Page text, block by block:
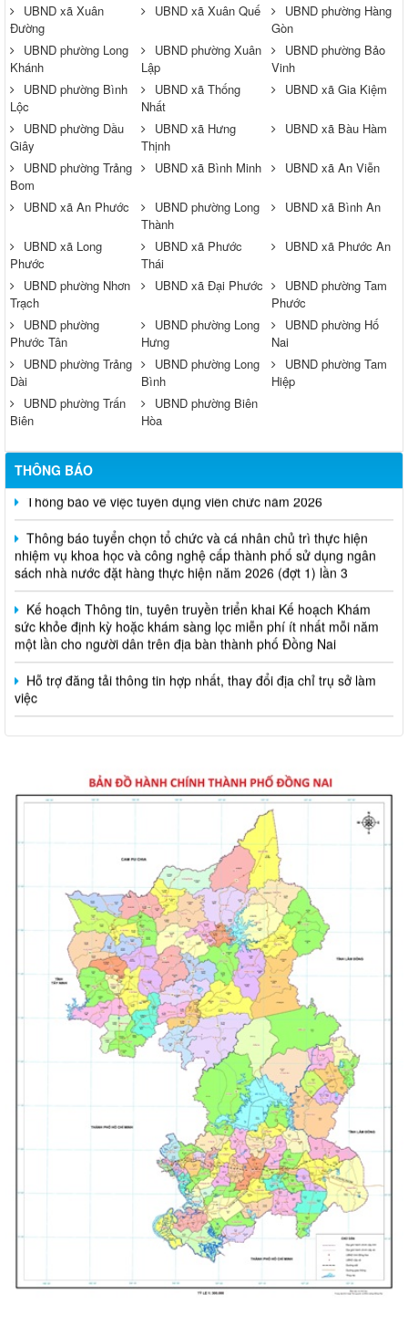
UBND xã Xuân
Đường
UBND xã Xuân Quế
UBND phường Hàng
Gòn
UBND phường Long
Khánh
UBND phường Xuân
Lập
UBND phường Bảo
Vinh
UBND phường Bình
Lộc
UBND xã Thống
Nhất
UBND xã Gia Kiệm
UBND phường Dầu
Giây
UBND xã Hưng
Thịnh
UBND xã Bàu Hàm
UBND phường Trảng
Bom
UBND xã Bình Minh UBND xã An Viễn
UBND xã An Phước
UBND phường Long
Thành
UBND xã Bình An
UBND xã Long
Phước
UBND xã Phước
Thái
UBND xã Phước An
UBND phường Nhơn
Trạch
UBND xã Đại Phước
UBND phường Tam
Phước
UBND phường
Phước Tân
UBND phường Long
Hưng
UBND phường Hố
Nai
UBND phường Trảng
Dài
UBND phường Long
Bình
UBND phường Tam
Hiệp
UBND phường Trấn
Biên
UBND phường Biên
Hòa
THÔNG BÁO
Thông báo về việc tuyển dụng viên chức năm 2026
Thông báo tuyển chọn tổ chức và cá nhân chủ trì thực hiện
nhiệm vụ khoa học và công nghệ cấp thành phố sử dụng ngân
sách nhà nước đặt hàng thực hiện năm 2026 (đợt 1) lần 3
Kế hoạch Thông tin, tuyên truyền triển khai Kế hoạch Khám
sức khỏe định kỳ hoặc khám sàng lọc miễn phí ít nhất mỗi năm
một lần cho người dân trên địa bàn thành phố Đồng Nai
Hỗ trợ đăng tải thông tin hợp nhất, thay đổi địa chỉ trụ sở làm
việc
Công khai thông tin vi phạm pháp luật trong lĩnh vực đất đai, tại
phường Hố Nai